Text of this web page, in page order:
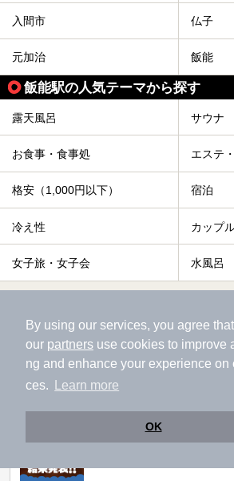
By using our services, you agree
our partners use cookies to improve
ng and enhance your experience on
ces.
Learn more
OK
入間市 仏子
元加治 飯能
飯能駅の人気テーマから探す
露天風呂 サウナ
お食事・食事処 エステ
格安（1,000円以下） 宿泊
冷え性 カップ
女子旅・女子会 水風呂
第20回ニフティ温泉年間ラ
全国約2.2万件の中から頂点に選
気施設は…
ニフティ温泉 サウナランキ
おふろ好きユーザーの投票によ